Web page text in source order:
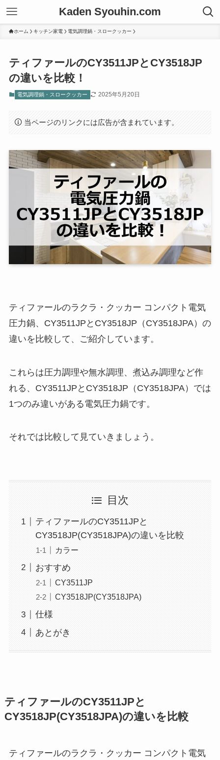
Kaden Syouhin.com
ホーム キッチン家電 電気調理鍋・スロークッカー
ティファールのCY3511JPとCY3518JP
の違いを比較！
電気調理鍋・スロークッカー 2025年5月20日
当ページのリンクには広告が含まれています。
ティファールのラクラ・クッカー コンパクト電気
圧力鍋、CY3511JPとCY3518JP（CY3518JPA）の
違いを比較して、ご紹介しています。
これらは圧力調理や無水調理、煮込み調理など作
れる、CY3511JPとCY3518JP（CY3518JPA）では
1つのみ違いがある電気圧力鍋です。
それでは比較して見ていきましょう。
目次
ティファールのCY3511JPと
CY3518JP(CY3518JPA)の違いを比較
カラー
おすすめ
CY3511JP
CY3518JP(CY3518JPA)
仕様
あとがき
ティファールのCY3511JPと
CY3518JP(CY3518JPA)の違いを比較
ティファールのラクラ・クッカー コンパクト電気